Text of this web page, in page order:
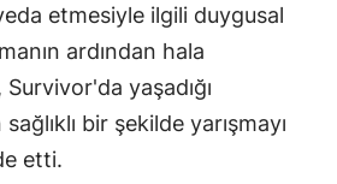
etmesiyle ilgili duygusal
ardından hala
yaşadığı
bir şekilde yarışmayı
etti.